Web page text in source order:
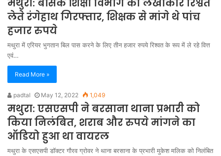
मथुरा: बेसिक शिक्षा विभाग का लेखाकार रिश्वत
लेते रंगेहाथ गिरफ्तार, शिक्षक से मांगे थे पांच
हजार रुपये
मथुरा में एरियर भुगतान बिल पास करने के लिए तीन हजार रुपये रिश्वत के रूप में ले रहे वित्त
एवं…
Read More »
padtal May 12, 2022 1,049
मथुरा: एसएसपी ने बरसाना थाना प्रभारी को
किया निलंबित, शराब और रुपये मांगने का
ऑडियो हुआ था वायरल
मथुरा के एसएसपी डॉक्टर गौरव ग्रोवर ने थाना बरसाना के प्रभारी मुकेश मलिक को निलंबित